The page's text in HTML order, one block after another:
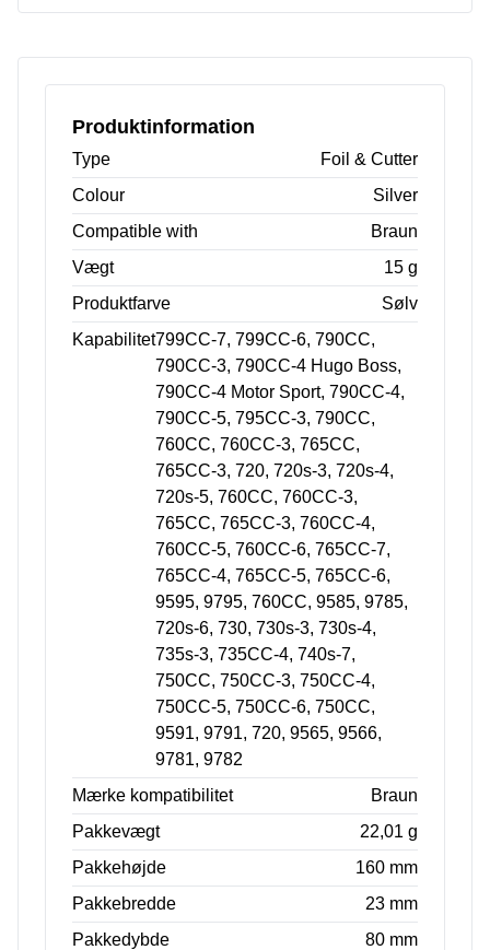
Produktinformation
Type
Foil & Cutter
Colour
Silver
Compatible with
Braun
Vægt
15 g
Produktfarve
Sølv
Kapabilitet799CC-7, 799CC-6, 790CC,
790CC-3, 790CC-4 Hugo Boss,
790CC-4 Motor Sport, 790CC-4,
790CC-5, 795CC-3, 790CC,
760CC, 760CC-3, 765CC,
765CC-3, 720, 720s-3, 720s-4,
720s-5, 760CC, 760CC-3,
765CC, 765CC-3, 760CC-4,
760CC-5, 760CC-6, 765CC-7,
765CC-4, 765CC-5, 765CC-6,
9595, 9795, 760CC, 9585, 9785,
720s-6, 730, 730s-3, 730s-4,
735s-3, 735CC-4, 740s-7,
750CC, 750CC-3, 750CC-4,
750CC-5, 750CC-6, 750CC,
9591, 9791, 720, 9565, 9566,
9781, 9782
Mærke kompatibilitet
Braun
Pakkevægt
22,01 g
Pakkehøjde
160 mm
Pakkebredde
23 mm
Pakkedybde
80 mm